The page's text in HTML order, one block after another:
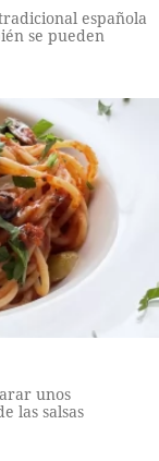
española
se pueden
unos
las salsas